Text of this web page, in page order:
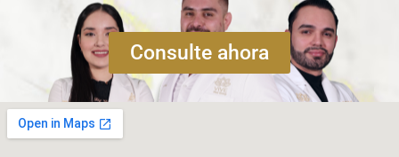
Consulte ahora